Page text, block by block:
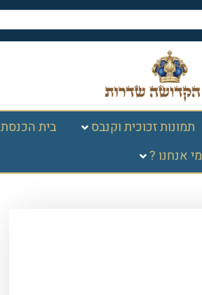
תמונות זכוכית וקנבס בית הכנסת
מי אנחנו ?